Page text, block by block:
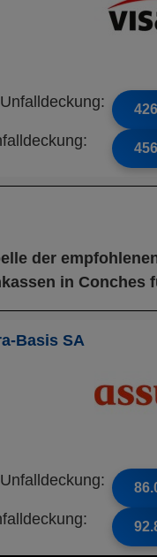
der
in Conches
Basis SA